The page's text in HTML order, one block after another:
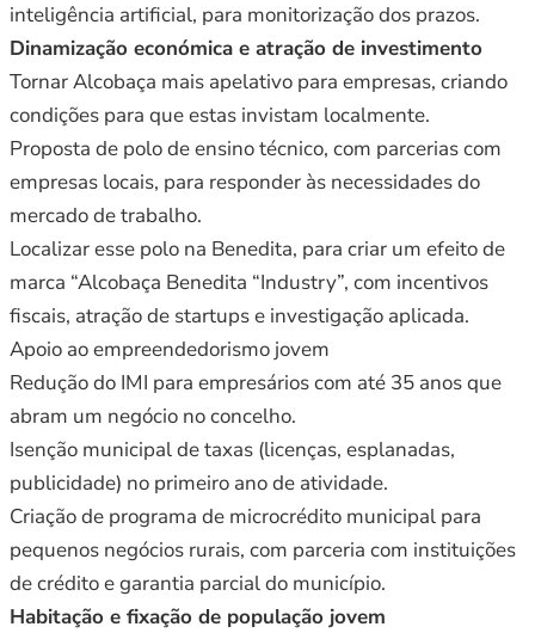
inteligência artificial, para monitorização dos prazos.
Dinamização económica e atração de investimento
Tornar Alcobaça mais apelativo para empresas, criando
condições para que estas invistam localmente.
Proposta de polo de ensino técnico, com parcerias com
empresas locais, para responder às necessidades do
mercado de trabalho.
Localizar esse polo na Benedita, para criar um efeito de
marca “Alcobaça Benedita “Industry”, com incentivos
fiscais, atração de startups e investigação aplicada.
Apoio ao empreendedorismo jovem
Redução do IMI para empresários com até 35 anos que
abram um negócio no concelho.
Isenção municipal de taxas (licenças, esplanadas,
publicidade) no primeiro ano de atividade.
Criação de programa de microcrédito municipal para
pequenos negócios rurais, com parceria com instituições
de crédito e garantia parcial do município.
Habitação e fixação de população jovem